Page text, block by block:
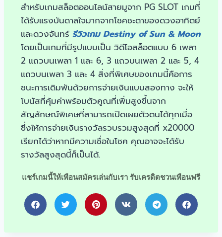
สำหรับเกมสล็อตออนไลน์สายมูจาก PG SLOT เกมที่
ได้รับแรงบันดาลใจมากจากโชคชะตาของดวงอาทิตย์
และดวงจันทร์ รีวิวเกม Destiny of Sun & Moon
โดยเป็นเกมที่มีรูปแบบเป็น วิดีโอสล็อตแบบ 6 เพลา
2 แถวบนเพลา 1 และ 6, 3 แถวบนเพลา 2 และ 5, 4
แถวบนเพลา 3 และ 4 สิ่งที่พิเศษของเกมนี้คือการ
ชนะการเดิมพันด้วยการจ่ายเงินแบบสองทาง จะให้
โบนัสที่คุ้มค่าพร้อมตัวคูณที่เพิ่มสูงขึ้นจาก
สัญลักษณ์พิเศษที่สามารถเปิดเผยตัวตนได้ทุกเมื่อ
ซึ่งให้การจ่ายเงินรางวัลรวบรวมสูงสุดที่ x20000
เรียกได้ว่าหากมีความเชื่อในโชค คุณอาจจะได้รับ
รางวัลสูงสุดนี้ก็เป็นได้.
แชร์เกมนี้ให้เพือนสมัครเล่นกับเรา รับเครดิตชวนเพือนฟรี